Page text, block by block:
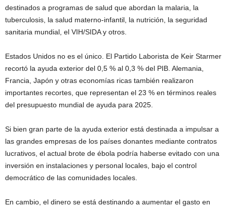
destinados a programas de salud que abordan la malaria, la
tuberculosis, la salud materno-infantil, la nutrición, la seguridad
sanitaria mundial, el VIH/SIDA y otros.
Estados Unidos no es el único. El Partido Laborista de Keir Starmer
recortó la ayuda exterior del 0,5 % al 0,3 % del PIB. Alemania,
Francia, Japón y otras economías ricas también realizaron
importantes recortes, que representan el 23 % en términos reales
del presupuesto mundial de ayuda para 2025.
Si bien gran parte de la ayuda exterior está destinada a impulsar a
las grandes empresas de los países donantes mediante contratos
lucrativos, el actual brote de ébola podría haberse evitado con una
inversión en instalaciones y personal locales, bajo el control
democrático de las comunidades locales.
En cambio, el dinero se está destinando a aumentar el gasto en